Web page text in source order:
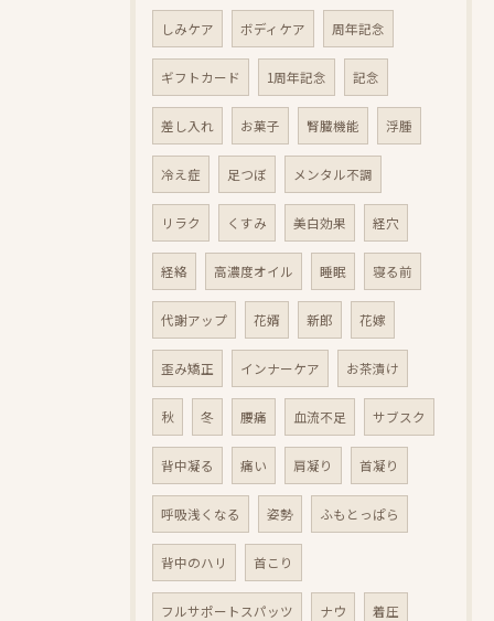
しみケア ボディケア 周年記念
ギフトカード 1周年記念 記念
差し入れ お菓子 腎臓機能 浮腫
冷え症 足つぼ メンタル不調
リラク くすみ 美白効果 経穴
経絡 高濃度オイル 睡眠 寝る前
代謝アップ 花婿 新郎 花嫁
歪み矯正 インナーケア お茶漬け
秋 冬 腰痛 血流不足 サブスク
背中凝る 痛い 肩凝り 首凝り
呼吸浅くなる 姿勢 ふもとっぱら
背中のハリ 首こり
フルサポートスパッツ ナウ 着圧